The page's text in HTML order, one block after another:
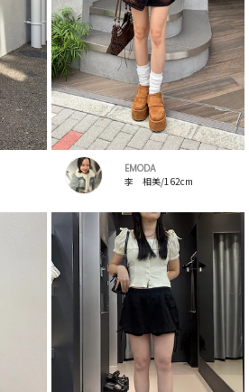
EMODA
李 相美/162cm